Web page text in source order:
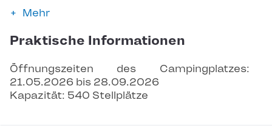
Mehr
Praktische Informationen
Öffnungszeiten des Campingplatzes:
21.05.2026 bis 28.09.2026
Kapazität: 540 Stellplätze